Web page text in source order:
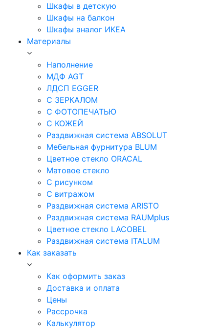
Шкафы в детскую
Шкафы на балкон
Шкафы аналог ИКЕА
Материалы
Наполнение
МДФ AGT
ЛДСП EGGER
С ЗЕРКАЛОМ
С ФОТОПЕЧАТЬЮ
С КОЖЕЙ
Раздвижная система ABSOLUT
Мебельная фурнитура BLUM
Цветное стекло ORACAL
Матовое стекло
C рисунком
C витражом
Раздвижная система ARISTO
Раздвижная система RAUMplus
Цветное стекло LACOBEL
Раздвижная система ITALUM
Как заказать
Как оформить заказ
Доставка и оплата
Цены
Рассрочка
Калькулятор